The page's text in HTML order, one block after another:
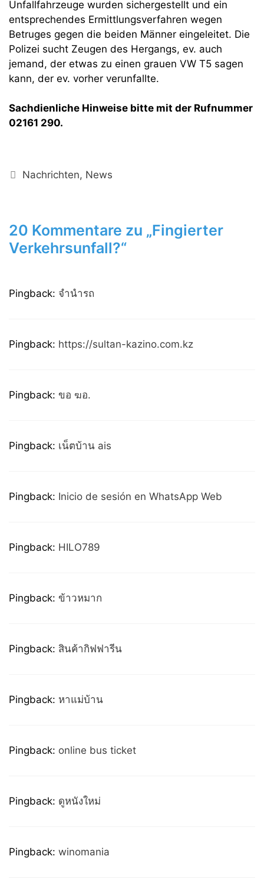
Unfallfahrzeuge wurden sichergestellt und ein
entsprechendes Ermittlungsverfahren wegen
Betruges gegen die beiden Männer eingeleitet. Die
Polizei sucht Zeugen des Hergangs, ev. auch
jemand, der etwas zu einen grauen VW T5 sagen
kann, der ev. vorher verunfallte.
Sachdienliche Hinweise bitte mit der Rufnummer
02161 290.
Kategorien
Nachrichten, News
20 Kommentare zu „Fingierter
Verkehrsunfall?“
Pingback: จำนำรถ
Pingback: https://sultan-kazino.com.kz
Pingback: ขอ ฆอ.
Pingback: เน็ตบ้าน ais
Pingback: Inicio de sesión en WhatsApp Web
Pingback: HILO789
Pingback: ข้าวหมาก
Pingback: สินค้ากิฟฟารีน
Pingback: หาแม่บ้าน
Pingback: online bus ticket
Pingback: ดูหนังใหม่
Pingback: winomania